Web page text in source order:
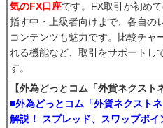
気のFX口座です。FX取引が初め
指す中・上級者向けまで、各自の
コンテンツも魅力です。比較チャ
れる機能など、取引をサポートし
す。
【外為どっとコム「外貨ネクスト
■外為どっとコム「外貨ネクスト
解説！ スプレッド、スワップポ